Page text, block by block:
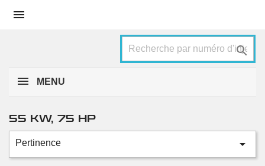


MENU
55 KW, 75 HP
Pertinence 